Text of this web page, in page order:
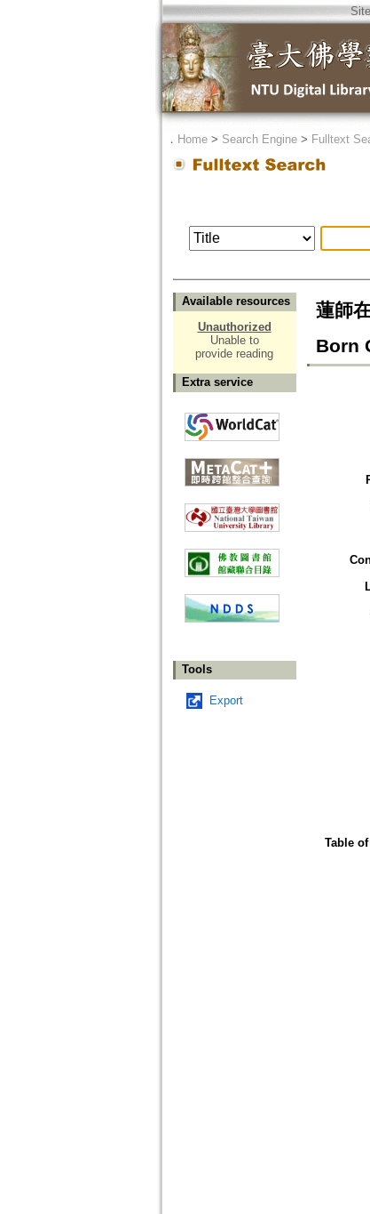
． Home> Search Engine> Fulltext
Available resources
Unauthorized
Unable to
provide reading
Extra service
Tools
Export
蓮師
Born
Table